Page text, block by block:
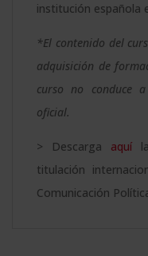
institución española
*El contenido del
adquisición de
curso no conduce
oficial.
> Descarga aquí
titulación
Comunicación